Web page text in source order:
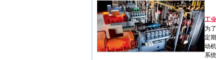
工
为
定
动
系